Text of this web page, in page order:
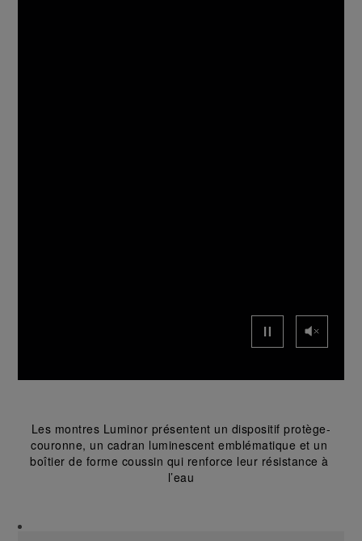
Les montres Luminor présentent un dispositif protège-
couronne, un cadran luminescent emblématique et un
boîtier de forme coussin qui renforce leur résistance à
l’eau